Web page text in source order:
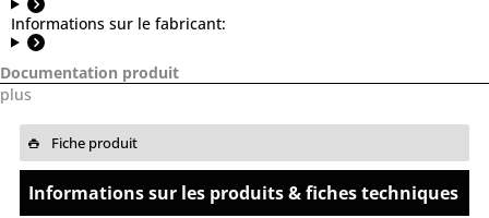
Informations sur le fabricant:
Documentation produit
plus
Fiche produit
Informations sur les produits & fiches techniques